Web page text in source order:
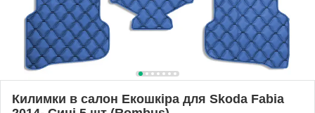
Килимки в салон Екошкіра для Skoda Fabia